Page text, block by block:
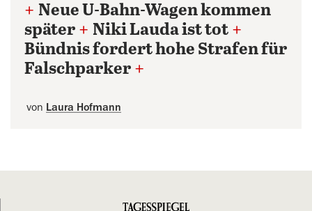
+ Neue U-Bahn-Wagen kommen
später + Niki Lauda ist tot +
Bündnis fordert hohe Strafen für
Falschparker +
von Laura Hofmann